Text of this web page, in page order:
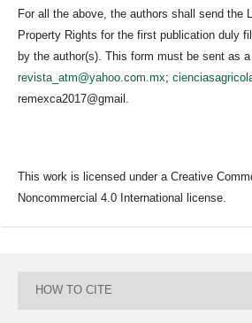
For all the above, the authors shall send the
Property Rights for the first publication duly
by the author(s). This form must be sent as
revista_atm@yahoo.com.mx;
remexca2017@gmail.
This work is licensed under a Creative
Noncommercial 4.0 International license.
HOW TO CITE